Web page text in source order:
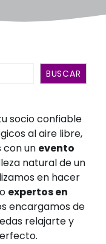
BUSCAR
socio confiable
al aire libre,
un evento
natural de un
en hacer
expertos en
encargamos de
relajarte y